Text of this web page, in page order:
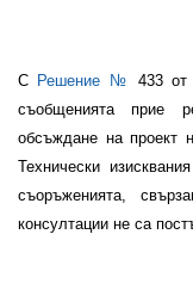
С Решение №433 от
съобщенията прие
обсъждане на проект
Технически
съоръженията,
консултации не са